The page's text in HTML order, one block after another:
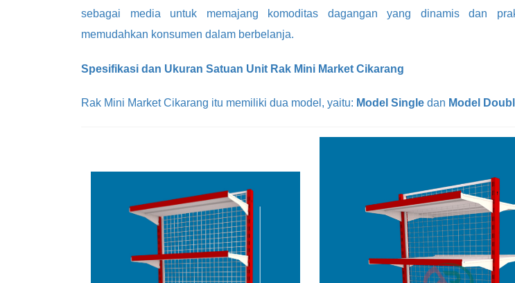
sebagai media untuk memajang komoditas dagangan yang dinamis dan
memudahkan konsumen dalam berbelanja.
Spesifikasi dan Ukuran Satuan Unit Rak Mini Market Cikarang
Rak Mini Market Cikarang itu memiliki dua model, yaitu: Model Single dan Model